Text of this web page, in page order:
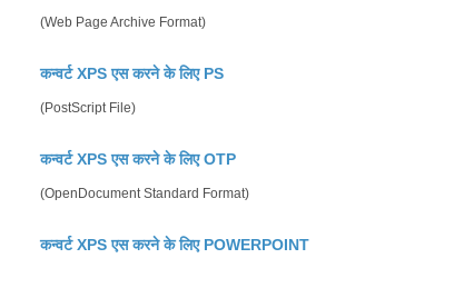
(Web Page Archive Format)
कन्वर्ट XPS एस करने के लिए PS
(PostScript File)
कन्वर्ट XPS एस करने के लिए OTP
(OpenDocument Standard Format)
कन्वर्ट XPS एस करने के लिए POWERPOINT